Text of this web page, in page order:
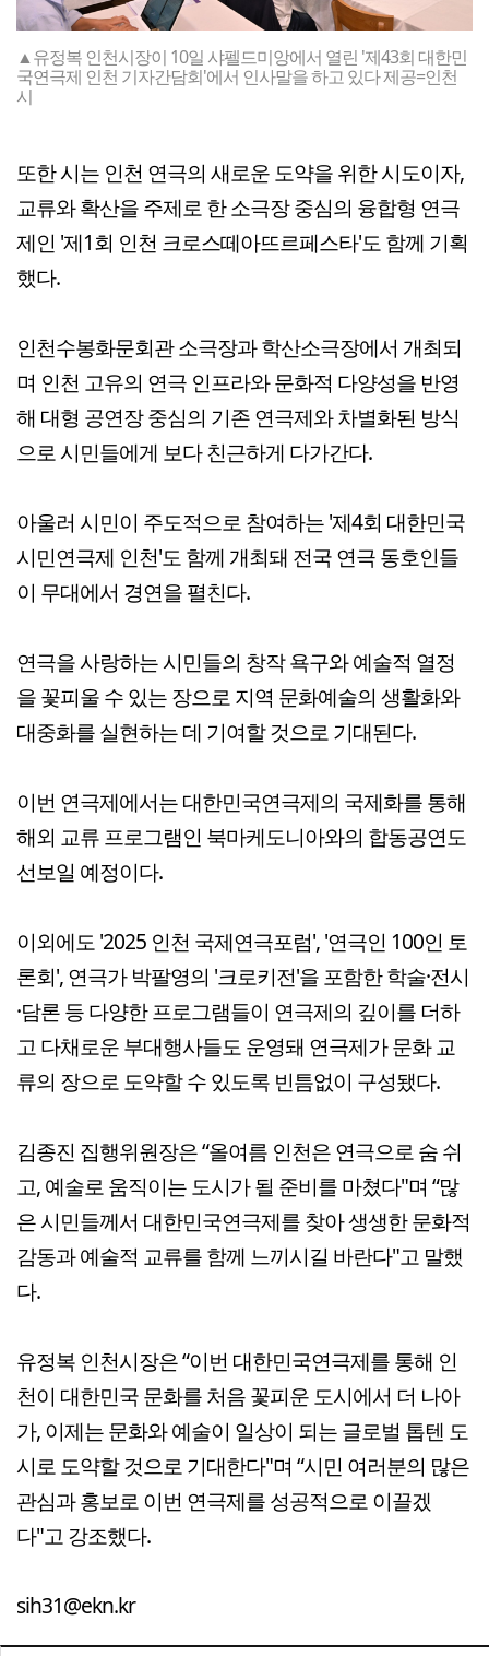
▲유정복 인천시장이 10일 샤펠드미앙에서 열린 '제43회 대한민
국연극제 인천 기자간담회'에서 인사말을 하고 있다 제공=인천
시
또한 시는 인천 연극의 새로운 도약을 위한 시도이자,
교류와 확산을 주제로 한 소극장 중심의 융합형 연극
제인 '제1회 인천 크로스떼아뜨르페스타'도 함께 기획
했다.
인천수봉화문회관 소극장과 학산소극장에서 개최되
며 인천 고유의 연극 인프라와 문화적 다양성을 반영
해 대형 공연장 중심의 기존 연극제와 차별화된 방식
으로 시민들에게 보다 친근하게 다가간다.
아울러 시민이 주도적으로 참여하는 '제4회 대한민국
시민연극제 인천'도 함께 개최돼 전국 연극 동호인들
이 무대에서 경연을 펼친다.
연극을 사랑하는 시민들의 창작 욕구와 예술적 열정
을 꽃피울 수 있는 장으로 지역 문화예술의 생활화와
대중화를 실현하는 데 기여할 것으로 기대된다.
이번 연극제에서는 대한민국연극제의 국제화를 통해
해외 교류 프로그램인 북마케도니아와의 합동공연도
선보일 예정이다.
이외에도 '2025 인천 국제연극포럼', '연극인 100인 토
론회', 연극가 박팔영의 '크로키전'을 포함한 학술·전시
·담론 등 다양한 프로그램들이 연극제의 깊이를 더하
고 다채로운 부대행사들도 운영돼 연극제가 문화 교
류의 장으로 도약할 수 있도록 빈틈없이 구성됐다.
김종진 집행위원장은 “올여름 인천은 연극으로 숨 쉬
고, 예술로 움직이는 도시가 될 준비를 마쳤다"며 “많
은 시민들께서 대한민국연극제를 찾아 생생한 문화적
감동과 예술적 교류를 함께 느끼시길 바란다"고 말했
다.
유정복 인천시장은 “이번 대한민국연극제를 통해 인
천이 대한민국 문화를 처음 꽃피운 도시에서 더 나아
가, 이제는 문화와 예술이 일상이 되는 글로벌 톱텐 도
시로 도약할 것으로 기대한다"며 “시민 여러분의 많은
관심과 홍보로 이번 연극제를 성공적으로 이끌겠
다"고 강조했다.
sih31@ekn.kr